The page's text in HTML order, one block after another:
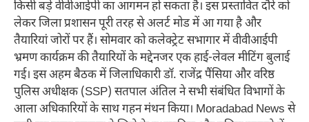
किसी बड़े वीवीआईपी का आगमन हो सकता है। इस प्रस्तावित दौरे को
लेकर जिला प्रशासन पूरी तरह से अलर्ट मोड में आ गया है और
तैयारियां जोरों पर हैं। सोमवार को कलेक्ट्रेट सभागार में वीवीआईपी
भ्रमण कार्यक्रम की तैयारियों के मद्देनजर एक हाई-लेवल मीटिंग बुलाई
गई। इस अहम बैठक में जिलाधिकारी डॉ. राजेंद्र पैंसिया और वरिष्ठ
पुलिस अधीक्षक (SSP) सतपाल अंतिल ने सभी संबंधित विभागों के
आला अधिकारियों के साथ गहन मंथन किया। Moradabad News से